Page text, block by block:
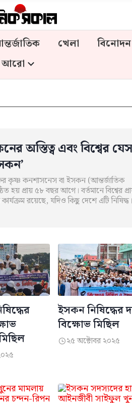
খেলা বিনোদন
আরো
অস্তিত্ব এবং বিশ্বের
কৃষ্ণ কনশাসনেস বা ইসকন (আন্তর্জাতিক
হয় প্রায় ৫৮ বছর আগে। বর্তমানে বিশ্বের
রয়েছে, যদিও কিছু দেশে এটি নিষিদ্ধ।
ইসকন নিষিদ্ধের
বিক্ষোভ মিছিল
২৫ অক্টোবর ২০২৫